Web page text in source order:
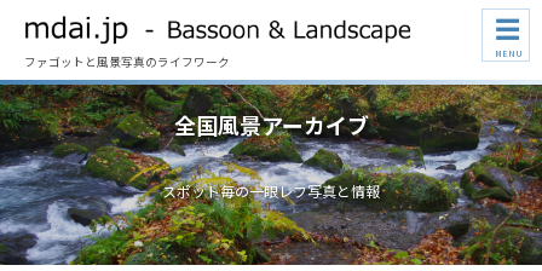
ファゴットと風景写真のライフワーク
☰
MENU
全国風景アーカイブ
スポット毎の一眼レフ写真と情報